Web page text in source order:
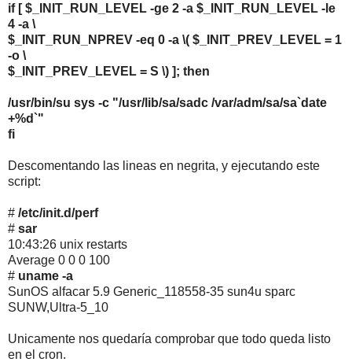
if [ $_INIT_RUN_LEVEL -ge 2 -a $_INIT_RUN_LEVEL -le
4 -a \
$_INIT_RUN_NPREV -eq 0 -a \( $_INIT_PREV_LEVEL = 1
-o \
$_INIT_PREV_LEVEL = S \) ]; then
/usr/bin/su sys -c "/usr/lib/sa/sadc /var/adm/sa/sa`date
+%d`"
fi
Descomentando las lineas en negrita, y ejecutando este
script:
# /etc/init.d/perf
# sar
10:43:26 unix restarts
Average 0 0 0 100
# uname -a
SunOS alfacar 5.9 Generic_118558-35 sun4u sparc
SUNW,Ultra-5_10
Unicamente nos quedaría comprobar que todo queda listo
en el cron.